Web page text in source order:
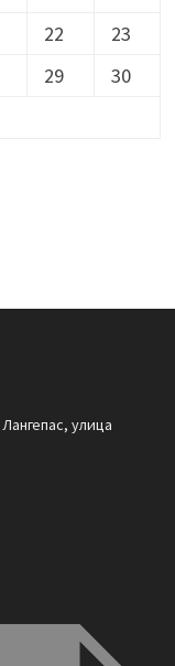
22
23
29
30
улица